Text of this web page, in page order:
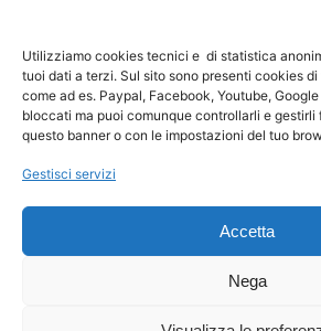
Utilizziamo cookies tecnici e di statistica
tuoi dati a terzi. Sul sito sono presenti cookies
come ad es. Paypal, Facebook, Youtube,
bloccati ma puoi comunque controllarli e
questo banner o con le impostazioni del tuo
Gestisci servizi
Accetta
Nega
OLTRE
35.000
REALIZZAZIONI
Scarica Kromax AppDrawanteprima
App Store
© 2026 Kromax® srl · Via Meucci 33/35, 80020
IT03953961210
Lun–Ven 08:30–13:30 /